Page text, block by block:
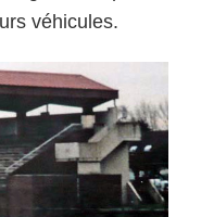
véhicules.